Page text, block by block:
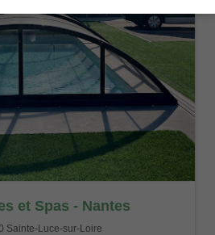
et Spas - Nantes
Sainte-Luce-sur-Loire